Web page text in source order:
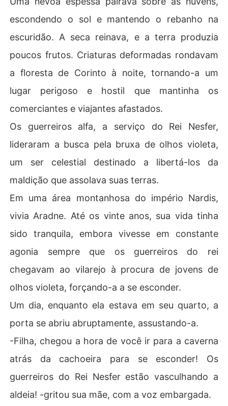
escondendo o sol e mantendo o rebanho na
escuridão. A seca reinava, e a terra produzia
poucos frutos. Criaturas deformadas rondavam
a floresta de Corinto à noite, tornando-a um
lugar perigoso e hostil que mantinha os
comerciantes e viajantes afastados.
Os guerreiros alfa, a serviço do Rei Nesfer,
lideraram a busca pela bruxa de olhos violeta,
um ser celestial destinado a libertá-los da
maldição que assolava suas terras.
Em uma área montanhosa do império Nardis,
vivia Aradne. Até os vinte anos, sua vida tinha
sido tranquila, embora vivesse em constante
agonia sempre que os guerreiros do rei
chegavam ao vilarejo à procura de jovens de
olhos violeta, forçando-a a se esconder.
Um dia, enquanto ela estava em seu quarto, a
porta se abriu abruptamente, assustando-a.
-Filha, chegou a hora de você ir para a caverna
atrás da cachoeira para se esconder! Os
guerreiros do Rei Nesfer estão vasculhando a
aldeia! -gritou sua mãe, com a voz embargada.